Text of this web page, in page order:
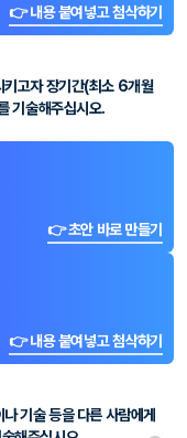
👉 내용 붙여넣고 첨삭하기
키고자 장기간(최소 6개월
기술해주십시오.
👉 초안 바로 만들기
👉 내용 붙여넣고 첨삭하기
기술 등을 다른 사람에게